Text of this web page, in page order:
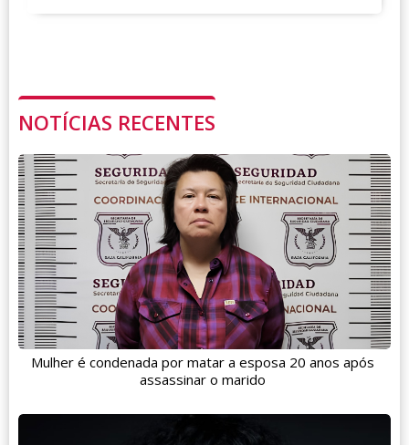
NOTÍCIAS RECENTES
Mulher é condenada por matar a esposa 20 anos após
assassinar o marido